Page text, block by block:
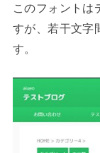
このフォントは
すが、若干文字
す。